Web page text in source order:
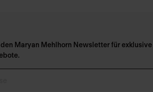
Maryan Mehlhorn Newsletter für